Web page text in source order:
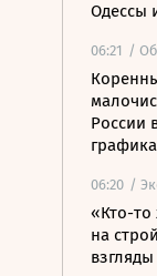
Одессы
06:21 /
России
06:20 /
«Кто-то
на